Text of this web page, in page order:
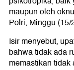
maupun oleh
Polri, Minggu (15/
Isir menyebut,
bahwa tidak ada
memastikan